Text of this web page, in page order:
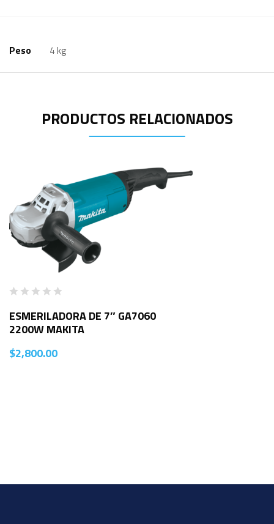
Peso 4 kg
PRODUCTOS RELACIONADOS
ESMERILADORA DE 7″ GA7060
2200W MAKITA
$2,800.00